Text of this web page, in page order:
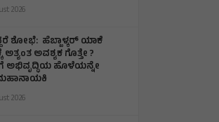
2026
ಶೋಭೆ: ಹೆಬ್ಬಾಳ್ಕರ್ ಯಾಕೆ
ಅತ್ಯಂತ ಅವಶ್ಯಕ ಗೊತ್ತೇ ?
ಅಭಿವೃದ್ಧಿಯ ಹೊಳೆಯನ್ನೇ
2026